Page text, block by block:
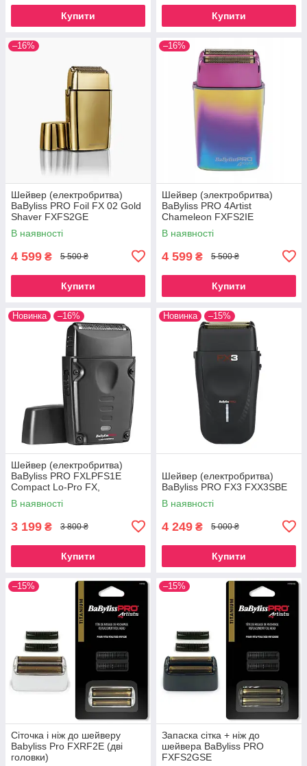
Купити Купити
–16%
Шейвер (електробритва)
BaByliss PRO Foil FX 02 Gold
Shaver FXFS2GE
В наявності
4 599 ₴ 5 500 ₴
Купити
–16%
Шейвер (электробритва)
BaByliss PRO 4Artist
Chameleon FXFS2IE
В наявності
4 599 ₴ 5 500 ₴
Купити
Новинка –16%
Шейвер (електробритва)
BaByliss PRO FXLPFS1E
Compact Lo-Pro FX,
FXLPFS1E
В наявності
3 199 ₴ 3 800 ₴
Купити
Новинка –15%
Шейвер (електробритва)
BaByliss PRO FX3 FXX3SBE
В наявності
4 249 ₴ 5 000 ₴
Купити
–15%
Сіточка і ніж до шейверу
Babyliss Pro FXRF2E (дві
головки)
–15%
Запаска сітка + ніж до
шейвера BaByliss PRO
FXFS2GSE